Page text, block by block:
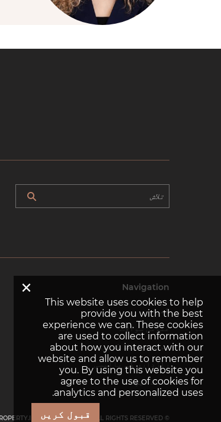
Navigation
گھر
عمومی سوالات
ہم سے رابطہ کریں
رازداری کی پالیسی
سائٹ میپ
© DUBAI-PROPERTY.INVESTMENTS 2026. ALL RIGHTS RESERVED.
×
This website uses cookies to help
provide you with the best
experience we can. These cookies
are used to collect information
about how you interact with our
website and allow us to remember
you. By using this website you
agree to the use of cookies for
analytics and personalized uses.
قبول کریں